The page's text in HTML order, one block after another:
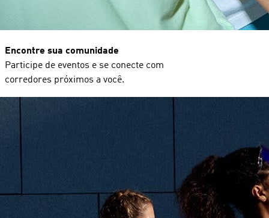
Encontre sua comunidade
Participe de eventos e se conecte com
corredores próximos a você.